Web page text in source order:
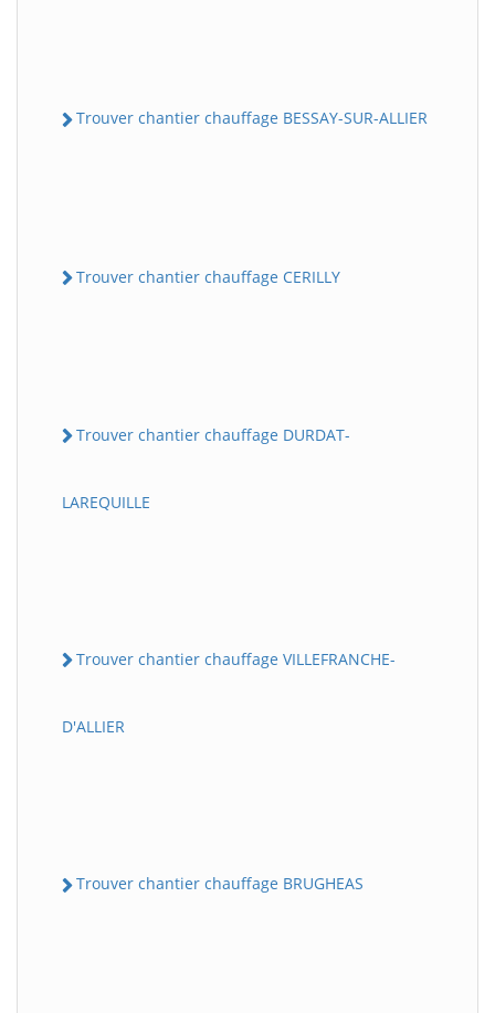
Trouver chantier chauffage BESSAY-SUR-ALLIER
Trouver chantier chauffage CERILLY
Trouver chantier chauffage DURDAT-
LAREQUILLE
Trouver chantier chauffage VILLEFRANCHE-
D'ALLIER
Trouver chantier chauffage BRUGHEAS